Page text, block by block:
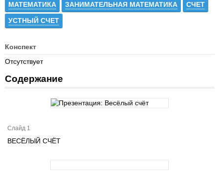
МАТЕМАТИКА ЗАНИМАТЕЛЬНАЯ МАТЕМАТИКА СЧЕТ
УСТНЫЙ СЧЕТ
Конспект
Отсутствует
Содержание
Слайд 1
ВЕСЁЛЫЙ СЧЁТ